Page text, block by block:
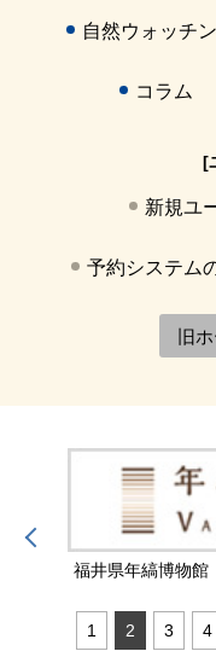
自然ウォッチ
コラム
[
新規ユ
予約システム
旧
福井県年縞博物館
1 2 3 4